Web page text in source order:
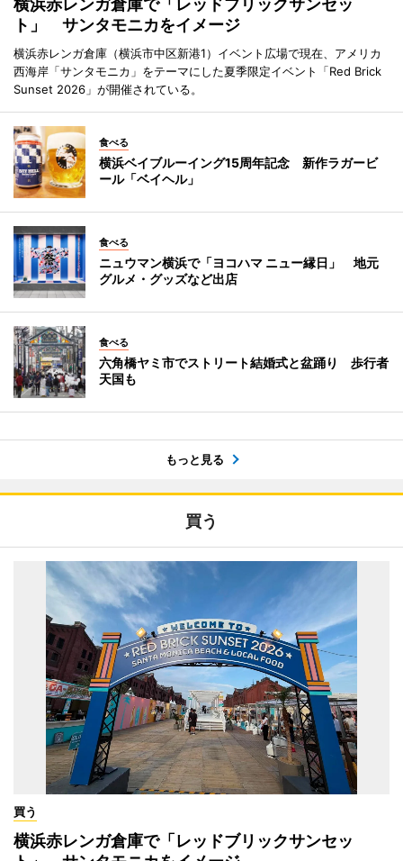
横浜赤レンガ倉庫で「レッドブリックサンセッ
ト」 サンタモニカをイメージ
横浜赤レンガ倉庫（横浜市中区新港1）イベント広場で現在、アメリカ
西海岸「サンタモニカ」をテーマにした夏季限定イベント「Red Brick
Sunset 2026」が開催されている。
食べる
横浜ベイブルーイング15周年記念 新作ラガービ
ール「ベイヘル」
食べる
ニュウマン横浜で「ヨコハマ ニュー縁日」 地元
グルメ・グッズなど出店
食べる
六角橋ヤミ市でストリート結婚式と盆踊り 歩行者
天国も
もっと見る
買う
買う
横浜赤レンガ倉庫で「レッドブリックサンセッ